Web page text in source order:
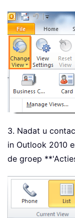
3. Nadat u
in Outlook 2010
de groep